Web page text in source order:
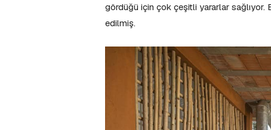
gördüğü için çok çeşitli yararlar
edilmiş.